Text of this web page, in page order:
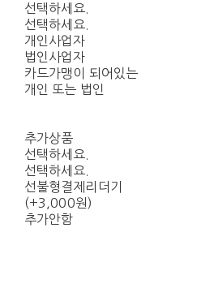
선택하세요.
선택하세요.
개인사업자
법인사업자
카드가맹이 되어있는
개인 또는 법인
추가상품
선택하세요.
선택하세요.
선불형결제리더기
(+3,000원)
추가안함